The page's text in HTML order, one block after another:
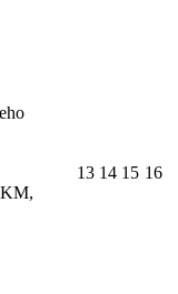
13 14 15 16